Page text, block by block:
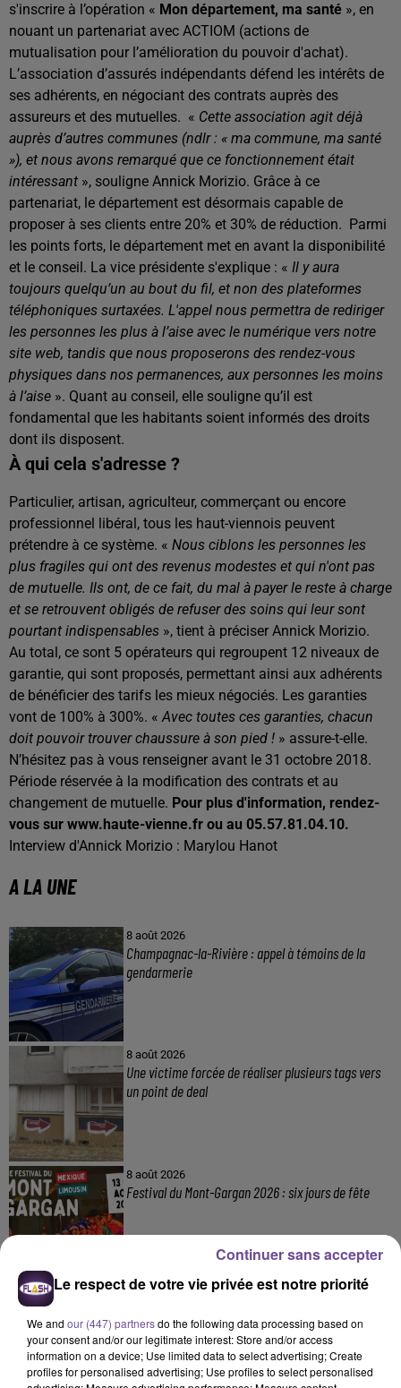
s'inscrire à l’opération « Mon département, ma santé », en
nouant un partenariat avec ACTIOM (actions de
mutualisation pour l’amélioration du pouvoir d'achat).
L’association d’assurés indépendants défend les intérêts de
ses adhérents, en négociant des contrats auprès des
assureurs et des mutuelles. « Cette association agit déjà
auprès d’autres communes (ndlr : « ma commune, ma santé
»), et nous avons remarqué que ce fonctionnement était
intéressant », souligne Annick Morizio. Grâce à ce
partenariat, le département est désormais capable de
proposer à ses clients entre 20% et 30% de réduction. Parmi
les points forts, le département met en avant la disponibilité
et le conseil. La vice présidente s'explique : « Il y aura
toujours quelqu’un au bout du fil, et non des plateformes
téléphoniques surtaxées. L'appel nous permettra de rediriger
les personnes les plus à l’aise avec le numérique vers notre
site web, tandis que nous proposerons des rendez-vous
physiques dans nos permanences, aux personnes les moins
à l’aise ». Quant au conseil, elle souligne qu’il est
fondamental que les habitants soient informés des droits
dont ils disposent.
À qui cela s'adresse ?
Particulier, artisan, agriculteur, commerçant ou encore
professionnel libéral, tous les haut-viennois peuvent
prétendre à ce système. « Nous ciblons les personnes les
plus fragiles qui ont des revenus modestes et qui n'ont pas
de mutuelle. Ils ont, de ce fait, du mal à payer le reste à charge
et se retrouvent obligés de refuser des soins qui leur sont
pourtant indispensables », tient à préciser Annick Morizio.
Au total, ce sont 5 opérateurs qui regroupent 12 niveaux de
garantie, qui sont proposés, permettant ainsi aux adhérents
de bénéficier des tarifs les mieux négociés. Les garanties
vont de 100% à 300%. «Avec toutes ces garanties, chacun
doit pouvoir trouver chaussure à son pied ! » assure-t-elle.
N’hésitez pas à vous renseigner avant le 31 octobre 2018.
Période réservée à la modification des contrats et au
changement de mutuelle. Pour plus d'information, rendez-
vous sur www.haute-vienne.fr ou au 05.57.81.04.10.
Interview d'Annick Morizio : Marylou Hanot
A LA UNE
8 août 2026
Champagnac-la-Rivière : appel à témoins de la
gendarmerie
8 août 2026
Une victime forcée de réaliser plusieurs tags vers
un point de deal
8 août 2026
Festival du Mont-Gargan 2026 : six jours de fête
7 août 2026
toxiques
Le respect de votre vie privée est notre priorité
We and our (447) partnersdo the following data processing based on
your consent and/or our legitimate interest: Store and/or access
information on a device; Use limited data to select advertising; Create
profiles for personalised advertising; Use profiles to select personalised
Continuer sans accepter